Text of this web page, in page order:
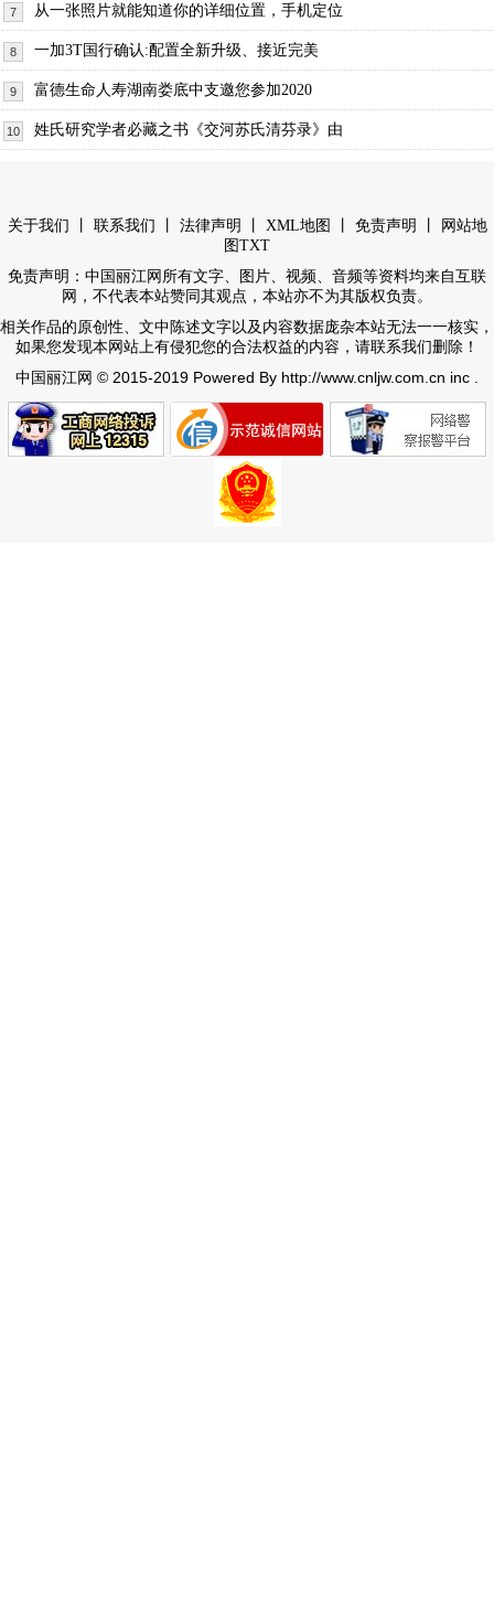
7 从一张照片就能知道你的详细位置，手机定位
8 一加3T国行确认:配置全新升级、接近完美
9 富德生命人寿湖南娄底中支邀您参加2020
10 姓氏研究学者必藏之书《交河苏氏清芬录》由
关于我们 联系我们 法律声明 XML地图 免责声明
网站地
图 TXT
免责声明：中国丽江网所有文字、图片、视频、音频等资料均来自互联
网，不代表本站赞同其观点，本站亦不为其版权负责。
相关作品的原创性、文中陈述文字以及内容数据庞杂本站无法一一核实，
如果您发现本网站上有侵犯您的合法权益的内容，请联系我们删除！
中国丽江网 © 2015-2019 Powered By http://www.cnljw.com.cn inc .